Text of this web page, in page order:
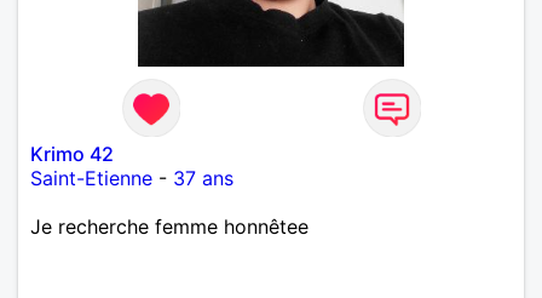
Krimo 42
Saint-Etienne - 37 ans
Je recherche femme honnêtee